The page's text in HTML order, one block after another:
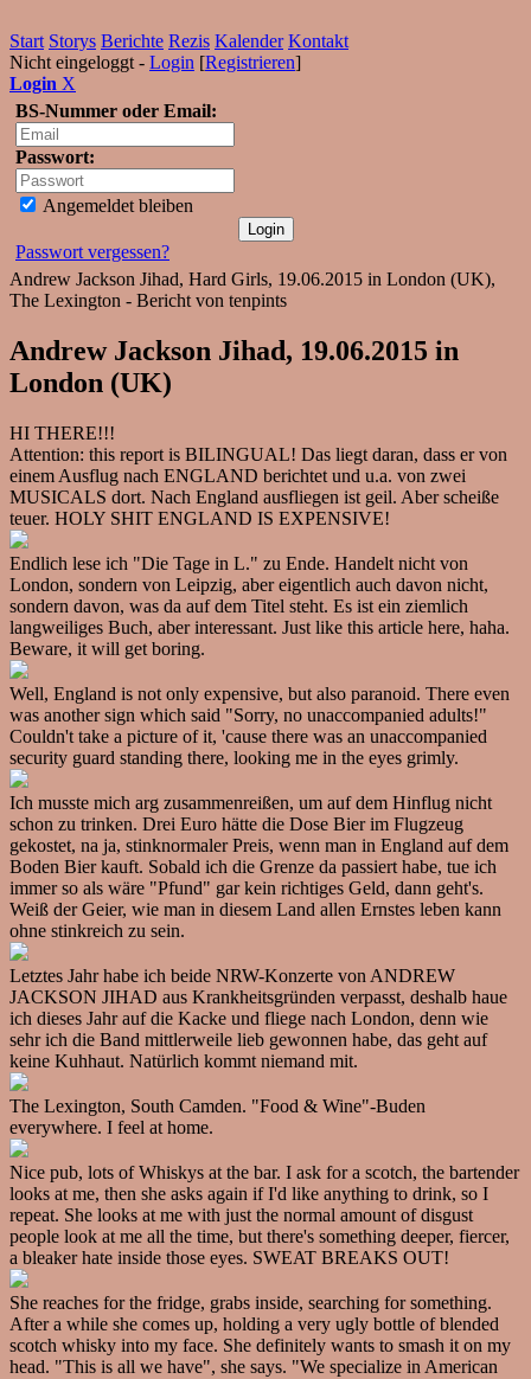
Start Storys Berichte Rezis Kalender Kontakt
Nicht eingeloggt - Login [Registrieren]
Login X
BS-Nummer oder Email:
Passwort:
Angemeldet bleiben
Passwort vergessen?
Andrew Jackson Jihad, Hard Girls, 19.06.2015 in London (UK),
The Lexington - Bericht von tenpints
Andrew Jackson Jihad, 19.06.2015 in
London (UK)
HI THERE!!!
Attention: this report is BILINGUAL! Das liegt daran, dass er von
einem Ausflug nach ENGLAND berichtet und u.a. von zwei
MUSICALS dort. Nach England ausfliegen ist geil. Aber scheiße
teuer. HOLY SHIT ENGLAND IS EXPENSIVE!
Endlich lese ich "Die Tage in L." zu Ende. Handelt nicht von
London, sondern von Leipzig, aber eigentlich auch davon nicht,
sondern davon, was da auf dem Titel steht. Es ist ein ziemlich
langweiliges Buch, aber interessant. Just like this article here, haha.
Beware, it will get boring.
Well, England is not only expensive, but also paranoid. There even
was another sign which said "Sorry, no unaccompanied adults!"
Couldn't take a picture of it, 'cause there was an unaccompanied
security guard standing there, looking me in the eyes grimly.
Ich musste mich arg zusammenreißen, um auf dem Hinflug nicht
schon zu trinken. Drei Euro hätte die Dose Bier im Flugzeug
gekostet, na ja, stinknormaler Preis, wenn man in England auf dem
Boden Bier kauft. Sobald ich die Grenze da passiert habe, tue ich
immer so als wäre "Pfund" gar kein richtiges Geld, dann geht's.
Weiß der Geier, wie man in diesem Land allen Ernstes leben kann
ohne stinkreich zu sein.
Letztes Jahr habe ich beide NRW-Konzerte von ANDREW
JACKSON JIHAD aus Krankheitsgründen verpasst, deshalb haue
ich dieses Jahr auf die Kacke und fliege nach London, denn wie
sehr ich die Band mittlerweile lieb gewonnen habe, das geht auf
keine Kuhhaut. Natürlich kommt niemand mit.
The Lexington, South Camden. "Food & Wine"-Buden
everywhere. I feel at home.
Nice pub, lots of Whiskys at the bar. I ask for a scotch, the bartender
looks at me, then she asks again if I'd like anything to drink, so I
repeat. She looks at me with just the normal amount of disgust
people look at me all the time, but there's something deeper, fiercer,
a bleaker hate inside those eyes. SWEAT BREAKS OUT!
She reaches for the fridge, grabs inside, searching for something.
After a while she comes up, holding a very ugly bottle of blended
scotch whisky into my face. She definitely wants to smash it on my
head. "This is all we have", she says. "We specialize in American